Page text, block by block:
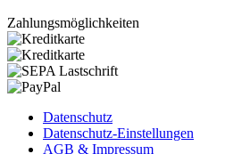
Zahlungsmöglichkeiten
Datenschutz
Datenschutz-Einstellungen
AGB & Impressum